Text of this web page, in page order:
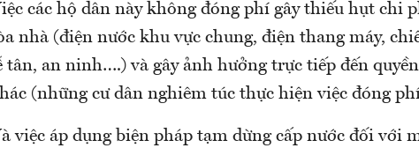
các hộ dân này không đóng phí gây thiếu hụt chi
nhà (điện nước khu vực chung, điện thang máy,
tân, an ninh….) và gây ảnh hưởng trực tiếp đến
(những cư dân nghiêm túc thực hiện việc đóng
việc áp dụng biện pháp tạm dừng cấp nước đối với